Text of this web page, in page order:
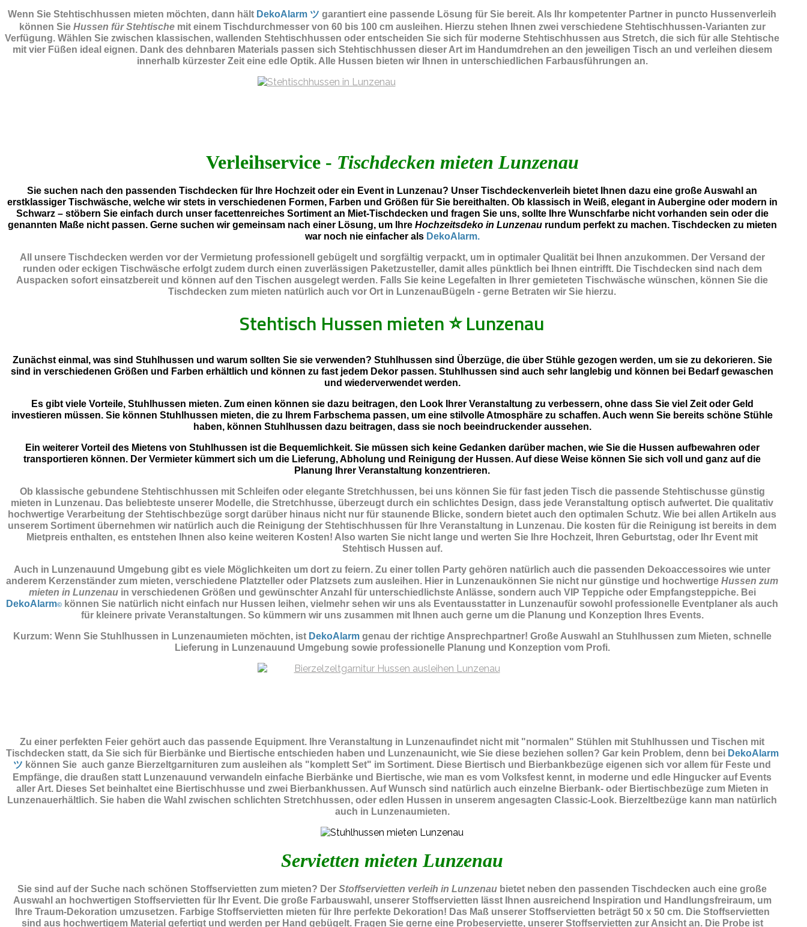
Wenn Sie Stehtischhussen mieten möchten, dann hält DekoAlarm ツ garantiert eine passende Lösung für Sie bereit. Als Ihr kompetenter Partner in puncto Hussenverleih
können Sie Hussen für Stehtischemit einem Tischdurchmesser von 60 bis 100 cm ausleihen. Hierzu stehen Ihnen zwei verschiedene Stehtischhussen-Varianten zur
Verfügung. Wählen Sie zwischen klassischen, wallenden Stehtischhussen oder entscheiden Sie sich für moderne Stehtischhussen aus Stretch, die sich für alle Stehtische
mit vier Füßen ideal eignen. Dank des dehnbaren Materials passen sich Stehtischhussen dieser Art im Handumdrehen an den jeweiligen Tisch an und verleihen diesem
innerhalb kürzester Zeit eine edle Optik. Alle Hussen bieten wir Ihnen in unterschiedlichen Farbausführungen an.
Verleihservice - Tischdecken mieten Lunzenau
Sie suchen nach den passenden Tischdecken für Ihre Hochzeit oder ein Event in Lunzenau? Unser Tischdeckenverleih bietet Ihnen dazu eine große Auswahl an
erstklassiger Tischwäsche, welche wir stets in verschiedenen Formen, Farben und Größen für Sie bereithalten. Ob klassisch in Weiß, elegant in Aubergine oder modern in
Schwarz – stöbern Sie einfach durch unser facettenreiches Sortiment an Miet-Tischdecken und fragen Sie uns, sollte Ihre Wunschfarbe nicht vorhanden sein oder die
genannten Maße nicht passen. Gerne suchen wir gemeinsam nach einer Lösung, um Ihre Hochzeitsdeko in Lunzenaurundum perfekt zu machen. Tischdecken zu mieten
war noch nie einfacher als DekoAlarm.
All unsere Tischdecken werden vor der Vermietung professionell gebügelt und sorgfältig verpackt, um in optimaler Qualität bei Ihnen anzukommen. Der Versand der
runden oder eckigen Tischwäsche erfolgt zudem durch einen zuverlässigen Paketzusteller, damit alles pünktlich bei Ihnen eintrifft. Die Tischdecken sind nach dem
Auspacken sofort einsatzbereit und können auf den Tischen ausgelegt werden. Falls Sie keine Legefalten in Ihrer gemieteten Tischwäsche wünschen, können Sie die
Tischdecken zum mieten natürlich auch vor Ort in LunzenauBügeln - gerne Betraten wir Sie hierzu.
Stehtisch Hussen mieten⭐Lunzenau
Zunächst einmal, was sind Stuhlhussen und warum sollten Sie sie verwenden? Stuhlhussen sind Überzüge, die über Stühle gezogen werden, um sie zu dekorieren. Sie
sind in verschiedenen Größen und Farben erhältlich und können zu fast jedem Dekor passen. Stuhlhussen sind auch sehr langlebig und können bei Bedarf gewaschen
und wiederverwendet werden.
Es gibt viele Vorteile, Stuhlhussen mieten. Zum einen können sie dazu beitragen, den Look Ihrer Veranstaltung zu verbessern, ohne dass Sie viel Zeit oder Geld
investieren müssen. Sie können Stuhlhussen mieten, die zu Ihrem Farbschema passen, um eine stilvolle Atmosphäre zu schaffen. Auch wenn Sie bereits schöne Stühle
haben, können Stuhlhussen dazu beitragen, dass sie noch beeindruckender aussehen.
Ein weiterer Vorteil des Mietens von Stuhlhussen ist die Bequemlichkeit. Sie müssen sich keine Gedanken darüber machen, wie Sie die Hussen aufbewahren oder
transportieren können. Der Vermieter kümmert sich um die Lieferung, Abholung und Reinigung der Hussen. Auf diese Weise können Sie sich voll und ganz auf die
Planung Ihrer Veranstaltung konzentrieren.
Ob klassische gebundene Stehtischhussen mit Schleifen oder elegante Stretchhussen, bei uns können Sie für fast jeden Tisch die passende Stehtischusse günstig
mieten in Lunzenau. Das beliebteste unserer Modelle, die Stretchhusse, überzeugt durch ein schlichtes Design, dass jede Veranstaltung optisch aufwertet. Die qualitativ
hochwertige Verarbeitung der Stehtischbezüge sorgt darüber hinaus nicht nur für staunende Blicke, sondern bietet auch den optimalen Schutz. Wie bei allen Artikeln aus
unserem Sortiment übernehmen wir natürlich auch die Reinigung der Stehtischhussen für Ihre Veranstaltung in Lunzenau. Die kosten für die Reinigung ist bereits in dem
Mietpreis enthalten, es entstehen Ihnen also keine weiteren Kosten! Also warten Sie nicht lange und werten Sie Ihre Hochzeit, Ihren Geburtstag, oder Ihr Event mit
Stehtisch Hussen auf.
Auch in Lunzenauund Umgebung gibt es viele Möglichkeiten um dort zu feiern. Zu einer tollen Party gehören natürlich auch die passenden Dekoaccessoires wie unter
anderem Kerzenständer zum mieten, verschiedene Platzteller oder Platzsets zum ausleihen. Hier in Lunzenaukönnen Sie nicht nur günstige und hochwertige Hussen zum
mieten in Lunzenauin verschiedenen Größen und gewünschter Anzahl für unterschiedlichste Anlässe, sondern auch VIP Teppiche oder Empfangsteppiche. Bei
DekoAlarm© können Sie natürlich nicht einfach nur Hussen leihen, vielmehr sehen wir uns als Eventausstatter in Lunzenaufür sowohl professionelle Eventplaner als auch
für kleinere private Veranstaltungen. So kümmern wir uns zusammen mit Ihnen auch gerne um die Planung und Konzeption Ihres Events.
Kurzum: Wenn Sie Stuhlhussen in Lunzenaumieten möchten, ist DekoAlarmgenau der richtige Ansprechpartner! Große Auswahl an Stuhlhussen zum Mieten, schnelle
Lieferung in Lunzenauund Umgebung sowie professionelle Planung und Konzeption vom Profi.
Zu einer perfekten Feier gehört auch das passende Equipment.
Ihre Veranstaltung in Lunzenaufindet nicht mit "normalen" Stühlen mit Stuhlhussen und Tischen mit
Tischdecken statt, da Sie sich für Bierbänke und Biertische entschieden haben und Lunzenaunicht, wie Sie diese beziehen sollen? Gar kein Problem, denn bei DekoAlarm
ツ können Sie auch ganze Bierzeltgarnituren zum ausleihen als "komplett Set" im Sortiment. Diese Biertisch und Bierbankbezüge eigenen sich vor allem für Feste und
Empfänge, die draußen statt Lunzenauund verwandeln einfache Bierbänke und Biertische, wie man es vom Volksfest kennt, in moderne und edle Hingucker auf Events
aller Art. Dieses Set beinhaltet eine Biertischhusse und zwei Bierbankhussen. Auf Wunsch sind natürlich auch einzelne Bierbank- oder Biertischbezüge zum Mieten in
Lunzenauerhältlich. Sie haben die Wahl zwischen schlichten Stretchhussen, oder edlen Hussen in unserem angesagten Classic-Look. Bierzeltbezüge kann man natürlich
auch in Lunzenaumieten.
Servietten mieten Lunzenau
Sie sind auf der Suche nach schönen Stoffservietten zum mieten? Der Stoffservietten verleih in Lunzenau bietet neben den passenden Tischdecken auch eine große
Auswahl an hochwertigen Stoffservietten für Ihr Event. Die große Farbauswahl, unserer Stoffservietten lässt Ihnen ausreichend Inspiration und Handlungsfreiraum, um
Ihre Traum-Dekoration umzusetzen. Farbige Stoffservietten mieten für Ihre perfekte Dekoration! Das Maß unserer Stoffservietten beträgt 50 x 50 cm. Die Stoffservietten
sind aus hochwertigem Material gefertigt und werden per Hand gebügelt. Fragen Sie gerne eine Probeserviette, unserer Stoffservietten zur Ansicht an. Die Probe ist